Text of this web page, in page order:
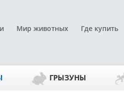
Мир животных Где купить
ГРЫЗУНЫ